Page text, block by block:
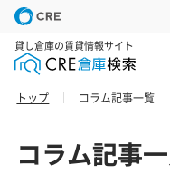
貸し倉庫の賃貸情報サイト
トップ コラム記事一覧
コラム記事